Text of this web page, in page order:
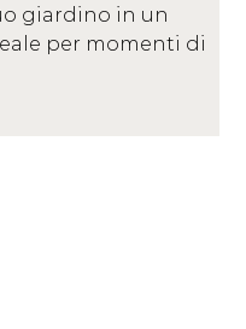
giardino in un
per momenti di